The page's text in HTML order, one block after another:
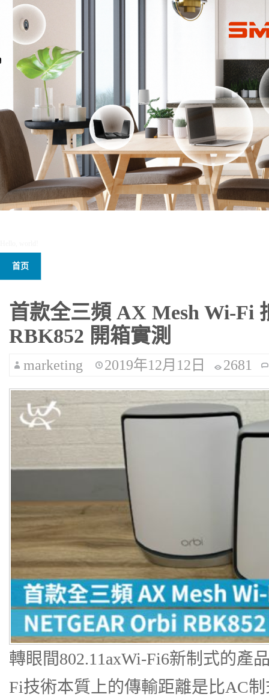
首页
首款全三頻 AX Mesh Wi-
RBK852 開箱實測
marketing 2019年12月12日 2681
轉眼間802.11axWi-Fi6新制式的產
Fi技術本質上的傳輸距離是比AC